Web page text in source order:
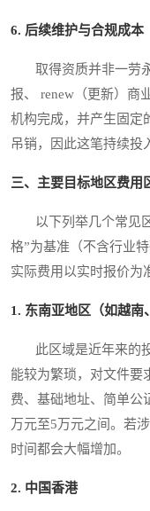
6. 后续维护与合规成本
取得资质并非一劳永
报、 renew（更新）商
机构完成，并产生固定
吊销，因此这笔持续投
三、主要目标地区费用
以下列举几个常见区
格”为基准（不含行业
实际费用以实时报价为
1. 东南亚地区（如越南
此区域是近年来的投
能较为繁琐，对文件要
费、基础地址、简单公
万元至5万元之间。若
时间都会大幅增加。
2. 中国香港